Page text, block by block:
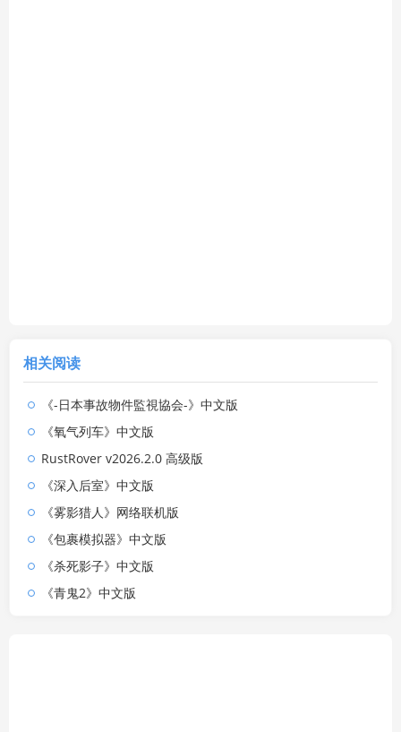
相关阅读
《-日本事故物件監視協会-》中文版
《氧气列车》中文版
RustRover v2026.2.0 高级版
《深入后室》中文版
《雾影猎人》网络联机版
《包裹模拟器》中文版
《杀死影子》中文版
《青鬼2》中文版